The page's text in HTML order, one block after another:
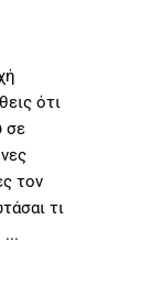
ότι
σε
τον
τι